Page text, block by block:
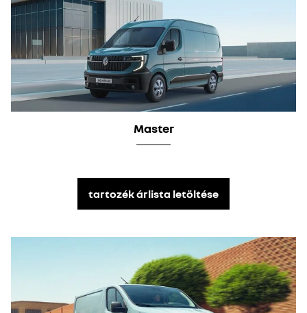
Master
tartozék árlista letöltése